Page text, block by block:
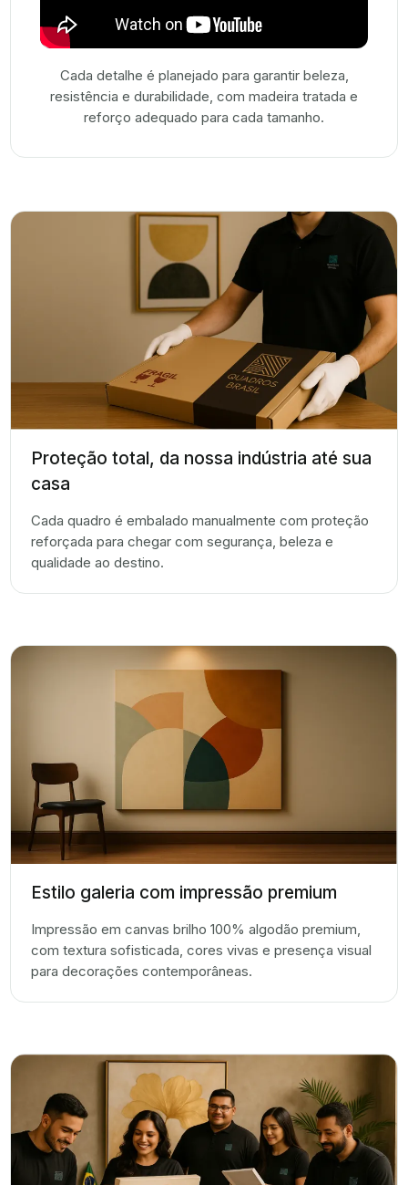
Cada detalhe é planejado para garantir beleza,
resistência e durabilidade, com madeira tratada e
reforço adequado para cada tamanho.
Proteção total, da nossa indústria até sua
casa
Cada quadro é embalado manualmente com proteção
reforçada para chegar com segurança, beleza e
qualidade ao destino.
Estilo galeria com impressão premium
Impressão em canvas brilho 100% algodão premium,
com textura sofisticada, cores vivas e presença visual
para decorações contemporâneas.